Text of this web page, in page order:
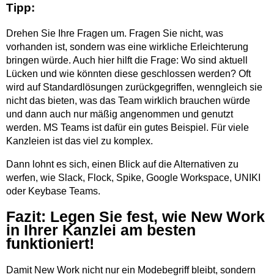
Tipp:
Drehen Sie Ihre Fragen um. Fragen Sie nicht, was
vorhanden ist, sondern was eine wirkliche Erleichterung
bringen würde. Auch hier hilft die Frage: Wo sind aktuell
Lücken und wie könnten diese geschlossen werden? Oft
wird auf Standardlösungen zurückgegriffen, wenngleich sie
nicht das bieten, was das Team wirklich brauchen würde
und dann auch nur mäßig angenommen und genutzt
werden. MS Teams ist dafür ein gutes Beispiel. Für viele
Kanzleien ist das viel zu komplex.
Dann lohnt es sich, einen Blick auf die Alternativen zu
werfen, wie Slack, Flock, Spike, Google Workspace, UNIKI
oder Keybase Teams.
Fazit: Legen Sie fest, wie New Work
in Ihrer Kanzlei am besten
funktioniert!
Damit New Work nicht nur ein Modebegriff bleibt, sondern